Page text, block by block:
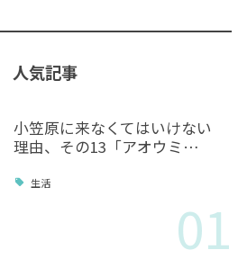
人気記事
小笠原に来なくてはいけない
理由、その13「アオウミ…
生活
01